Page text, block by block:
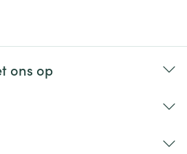
ons op